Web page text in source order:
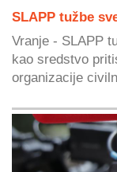
SLAPP tužbe
Vranje - SLAPP
kao sredstvo
organizacije